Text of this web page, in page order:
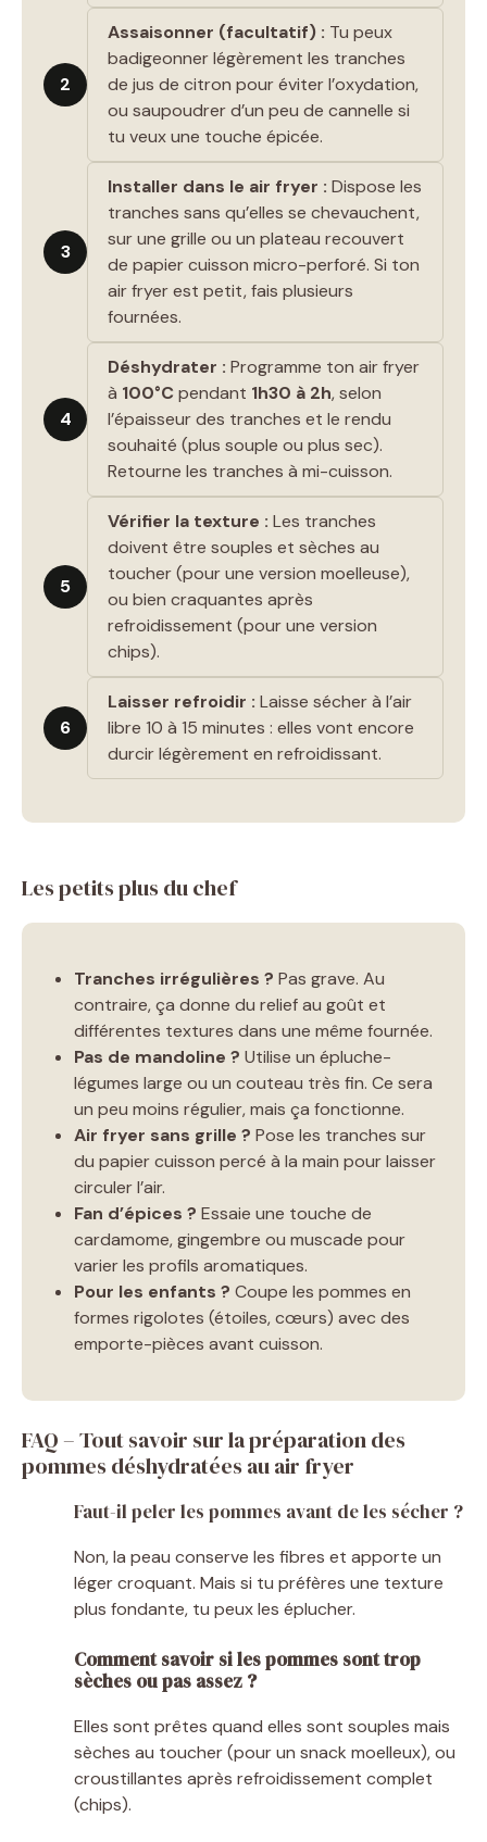
2
Assaisonner (facultatif) : Tu peux
badigeonner légèrement les tranches
de jus de citron pour éviter l’oxydation,
ou saupoudrer d’un peu de cannelle si
tu veux une touche épicée.
3
Installer dans le air fryer : Dispose les
tranches sans qu’elles se chevauchent,
sur une grille ou un plateau recouvert
de papier cuisson micro-perforé. Si ton
air fryer est petit, fais plusieurs
fournées.
4
Déshydrater : Programme ton air fryer
à 100°Cpendant 1h30 à 2h, selon
l’épaisseur des tranches et le rendu
souhaité (plus souple ou plus sec).
Retourne les tranches à mi-cuisson.
5
Vérifier la texture : Les tranches
doivent être souples et sèches au
toucher (pour une version moelleuse),
ou bien craquantes après
refroidissement (pour une version
chips).
6
Laisser refroidir : Laisse sécher à l’air
libre 10 à 15 minutes : elles vont encore
durcir légèrement en refroidissant.
Les petits plus du chef
Tranches irrégulières ? Pas grave. Au
contraire, ça donne du relief au goût et
différentes textures dans une même fournée.
Pas de mandoline ? Utilise un épluche-
légumes large ou un couteau très fin. Ce sera
un peu moins régulier, mais ça fonctionne.
Air fryer sans grille ? Pose les tranches sur
du papier cuisson percé à la main pour laisser
circuler l’air.
Fan d’épices ? Essaie une touche de
cardamome, gingembre ou muscade pour
varier les profils aromatiques.
Pour les enfants ? Coupe les pommes en
formes rigolotes (étoiles, cœurs) avec des
emporte-pièces avant cuisson.
FAQ – Tout savoir sur la préparation des
pommes déshydratées au air fryer
Faut-il peler les pommes avant de les sécher ?
Non, la peau conserve les fibres et apporte un
léger croquant. Mais si tu préfères une texture
plus fondante, tu peux les éplucher.
Comment savoir si les pommes sont trop
sèches ou pas assez ?
Elles sont prêtes quand elles sont souples mais
sèches au toucher (pour un snack moelleux), ou
croustillantes après refroidissement complet
(chips).